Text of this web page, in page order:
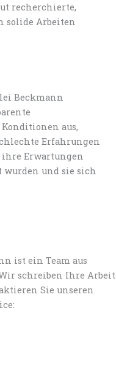
recherchierte,
solide Arbeiten
Beckmann
aus,
Erfahrungen
Erwartungen
und sie sich
ist ein Team aus
schreiben Ihre Arbeit
Sie unseren